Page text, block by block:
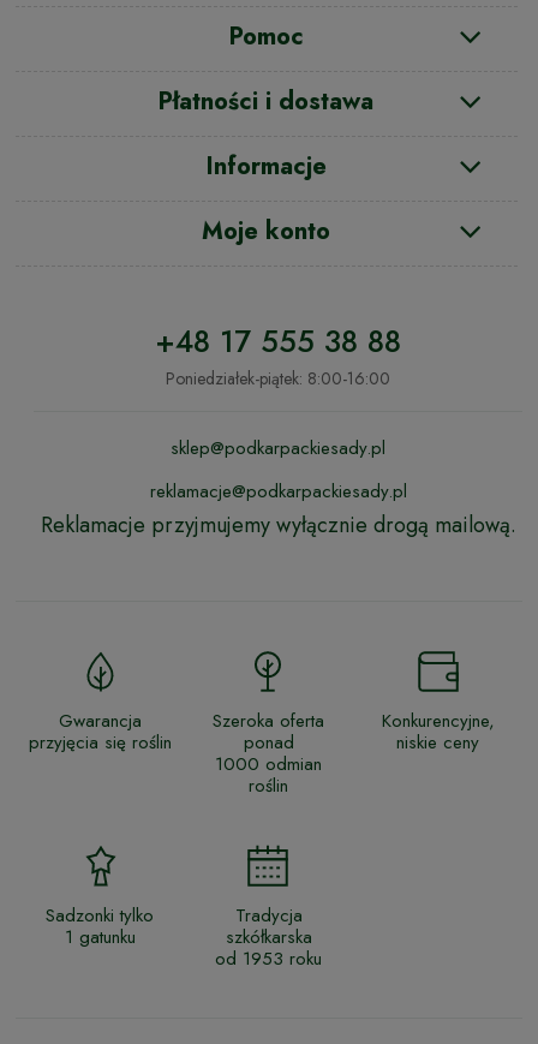
Pomoc
Płatności i dostawa
Informacje
Moje konto
+48 17 555 38 88
Poniedziałek-piątek: 8:00-16:00
sklep@podkarpackiesady.pl
reklamacje@podkarpackiesady.pl
Reklamacje przyjmujemy wyłącznie drogą mailową.
Gwarancja
przyjęcia się roślin
Szeroka oferta
ponad
1000 odmian
roślin
Konkurencyjne,
niskie ceny
Sadzonki tylko
1 gatunku
Tradycja
szkółkarska
od 1953 roku